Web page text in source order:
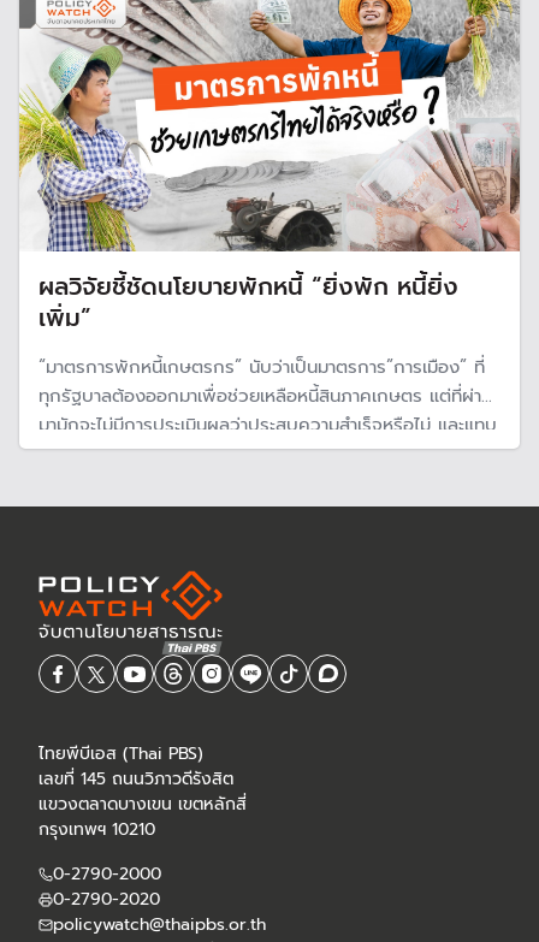
ผลวิจัยชี้ชัดนโยบายพักหนี้ “ยิ่งพัก หนี้ยิ่ง
เพิ่ม”
“มาตรการพักหนี้เกษตรกร” นับว่าเป็นมาตรการ”การเมือง” ที่
ทุกรัฐบาลต้องออกมาเพื่อช่วยเหลือหนี้สินภาคเกษตร แต่ที่ผ่าน
มามักจะไม่มีการประเมินผลว่าประสบความสำเร็จหรือไม่ และแทบ
จะไม่มีใครท้วงติงว่าเป็นมาตรการสำเร็จ หรือ ล้มเหลว
ไทยพีบีเอส (Thai PBS)
เลขที่ 145 ถนนวิภาวดีรังสิต
แขวงตลาดบางเขน เขตหลักสี่
กรุงเทพฯ 10210
0-2790-2000
0-2790-2020
policywatch@thaipbs.or.th